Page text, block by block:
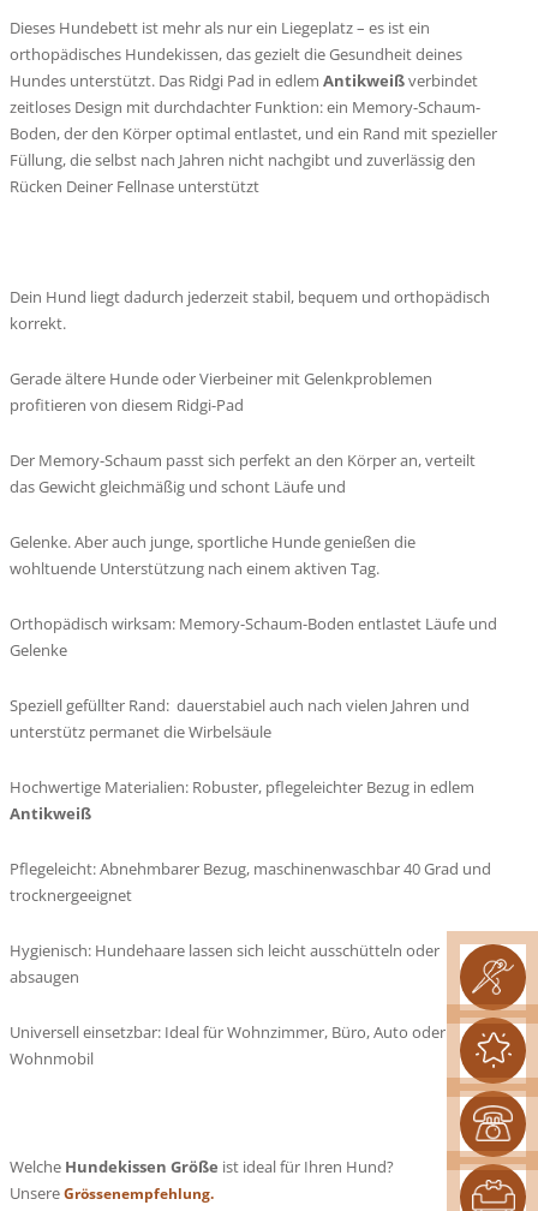
Dieses Hundebett ist mehr als nur ein Liegeplatz – es ist ein
orthopädisches Hundekissen, das gezielt die Gesundheit deines
Hundes unterstützt. Das Ridgi Pad in edlem Antikweißverbindet
zeitloses Design mit durchdachter Funktion: ein Memory-Schaum-
Boden, der den Körper optimal entlastet, und ein Rand mit spezieller
Füllung, die selbst nach Jahren nicht nachgibt und zuverlässig den
Rücken Deiner Fellnase unterstützt
Dein Hund liegt dadurch jederzeit stabil, bequem und orthopädisch
korrekt.
Gerade ältere Hunde oder Vierbeiner mit Gelenkproblemen
profitieren von diesem Ridgi-Pad
Der Memory-Schaum passt sich perfekt an den Körper an, verteilt
das Gewicht gleichmäßig und schont Läufe und
Gelenke. Aber auch junge, sportliche Hunde genießen die
wohltuende Unterstützung nach einem aktiven Tag.
Orthopädisch wirksam: Memory-Schaum-Boden entlastet Läufe und
Gelenke
Speziell gefüllter Rand: dauerstabiel auch nach vielen Jahren und
unterstütz permanet die Wirbelsäule
Hochwertige Materialien: Robuster, pflegeleichter Bezug in edlem
Antikweiß
Pflegeleicht: Abnehmbarer Bezug, maschinenwaschbar 40 Grad und
trocknergeeignet
Hygienisch: Hundehaare lassen sich leicht ausschütteln oder
absaugen
Universell einsetzbar: Ideal für Wohnzimmer, Büro, Auto oder
Wohnmobil
Welche Hundekissen Größe ist ideal für Ihren Hund?
UnsereGrössenempfehlung.